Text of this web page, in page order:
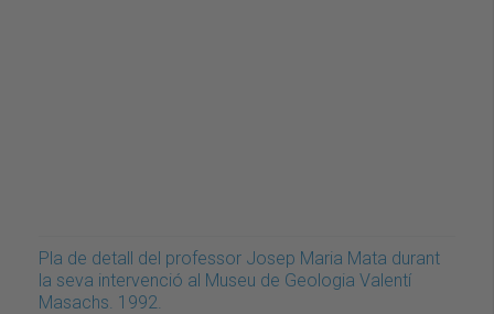
Pla de detall del professor Josep Maria Mata durant
la seva intervenció al Museu de Geologia Valentí
Masachs. 1992.